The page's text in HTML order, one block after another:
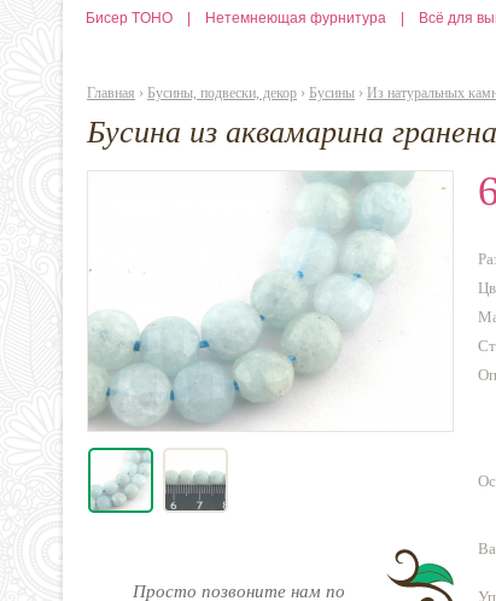
Бисер TOHO Нетемнеющая фурнитура Всё для
Главная › Бусины, подвески, декор › Бусины › Из натуральных
Бусина из аквамарина
Просто позвоните нам по